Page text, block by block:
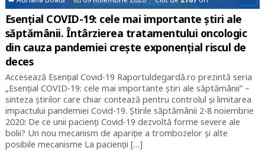
Esențial COVID-19: cele mai importante știri ale
săptămânii. Întârzierea tratamentului oncologic
din cauza pandemiei crește exponențial riscul de
deces
Accesează Esențial Covid-19 Raportuldegardă.ro prezintă seria
„Esențial COVID-19: cele mai importante știri ale săptămânii” –
sinteza știrilor care chiar contează pentru controlul și limitarea
impactului pandemiei Covid-19. Știrile săptămânii 2-8 noiembrie
2020: De ce unii pacienți Covid-19 dezvoltă forme severe ale
bolii? Un nou mecanism de apariție a trombozelor și alte
posibile mecanisme La pacienții […]